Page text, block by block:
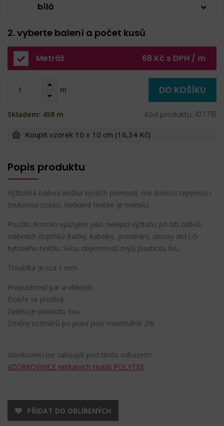
bílá
2. vyberte balení a počet kusů
Metráž 68 Kč s DPH / m
m DO KOŠÍKU
Skladem: 458 m
Kód produktu: 107715
Koupit vzorek 10 x 10 cm (16,34 Kč)
Popis produktu
Výztužná oděvní vložka vyšších pevností, má dobrou tepelnou i
zvukovou izolaci. Netkaná textilie je nelepící.
Použití: Ronolin využijete jako nelepící výztuhu při šití oděvů,
oděvních doplňků (tašky, kabelky, prostírání, ubrusy atd.) či
bytového textilu. Svou objemností zvýší plasticitu švu.
Tloušťka je cca 1 mm.
Propustnost par a vlhkosti.
Dobře se prošívá.
Zvětšuje plasticitu švu.
Změny rozměrů po praní jsou maximálně 2%.
Vzorkovnici lze zakoupit pod tímto odkazem:
VZORKOVNICE netkaných textilií POLYTEX
PŘIDAT DO OBLÍBENÝCH